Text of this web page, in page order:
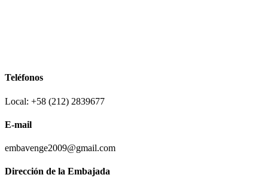
Teléfonos
Local: +58 (212) 2839677
E-mail
embavenge2009@gmail.com
Dirección de la Embajada